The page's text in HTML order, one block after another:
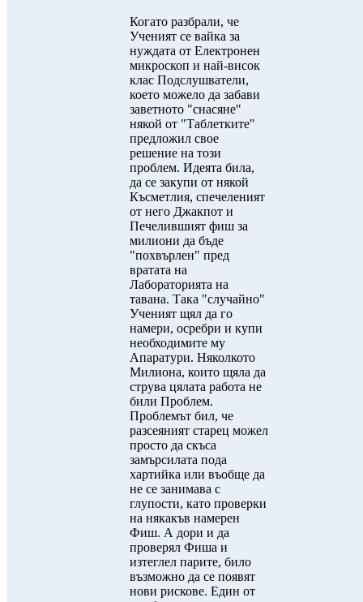
Когато разбрали, че
Ученият се вайка за
нуждата от Електронен
микроскоп и най-висок
клас Подслушватели,
което можело да забави
заветното "снасяне"
някой от "Таблетките"
предложил свое
решение на този
проблем. Идеята била,
да се закупи от някой
Късметлия, спечеленият
от него Джакпот и
Печелившият фиш за
милиони да бъде
"похвърлен" пред
вратата на
Лабораторията на
тавана. Така "случайно"
Ученият щял да го
намери, осребри и купи
необходимите му
Апаратури. Няколкото
Милиона, които щяла да
струва цялата работа не
били Проблем.
Проблемът бил, че
разсеяният старец можел
просто да скъса
замърсилата пода
хартийка или въобще да
не се занимава с
глупости, като проверки
на някакъв намерен
Фиш. А дори и да
проверял Фиша и
изтеглел парите, било
възможно да се появят
нови рискове. Един от